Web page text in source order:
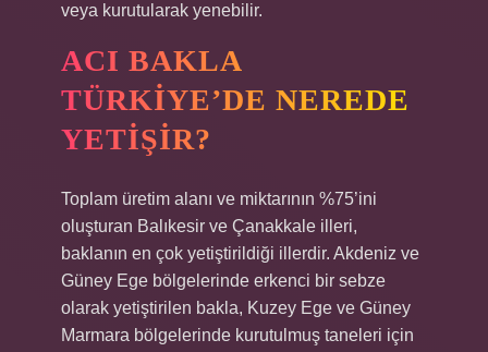
veya kurutularak yenebilir.
ACI BAKLA
TÜRKIYE’DE NEREDE
YETIŞIR?
Toplam üretim alanı ve miktarının %75’ini
oluşturan Balıkesir ve Çanakkale illeri,
baklanın en çok yetiştirildiği illerdir. Akdeniz ve
Güney Ege bölgelerinde erkenci bir sebze
olarak yetiştirilen bakla, Kuzey Ege ve Güney
Marmara bölgelerinde kurutulmuş taneleri için